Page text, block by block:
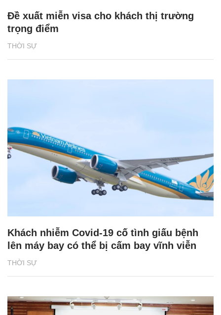
THỜI SỰ
Đề xuất miễn visa cho khách thị trường
trọng điểm
THỜI SỰ
Khách nhiễm Covid-19 cố tình giấu bệnh
lên máy bay có thể bị cấm bay vĩnh viễn